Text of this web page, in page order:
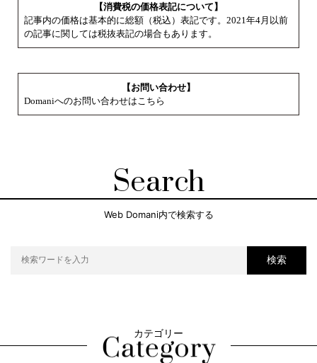
【消費税の価格表記について】
記事内の価格は基本的に総額（税込）表記です。2021年4月以前
の記事に関しては税抜表記の場合もあります。
【お問い合わせ】
Domaniへのお問い合わせはこちら
Search
Web Domani内で検索する
検索
カテゴリー